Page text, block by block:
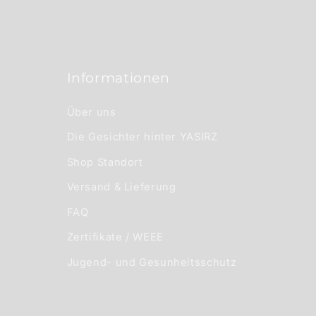
Informationen
Über uns
Die Gesichter hinter YASIRZ
Shop Standort
Versand & Lieferung
FAQ
Zertifikate / WEEE
Jugend- und Gesunheitsschutz